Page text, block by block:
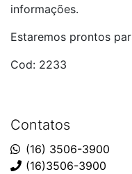
informações.
Estaremos prontos
Cod: 2233
Contatos
(16) 3506-3900
(16)3506-3900